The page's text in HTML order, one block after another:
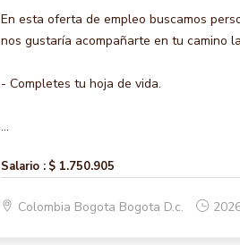
En esta oferta de empleo buscamos
nos gustaría acompañarte en tu camino
- Completes tu hoja de vida.
...
Salario : $ 1.750.905
Colombia Bogota Bogota D.c.